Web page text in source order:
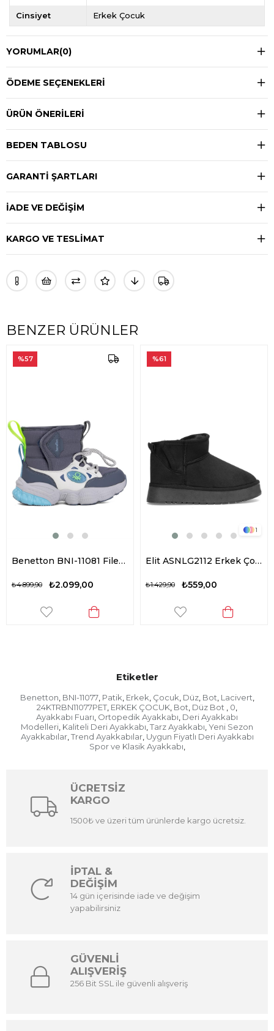
Cinsiyet Erkek Çocuk
YORUMLAR(0)
ÖDEME SEÇENEKLERI
ÜRÜN ÖNERILERI
BEDEN TABLOSU
GARANTİ ŞARTLARI
İADE VE DEĞİŞİM
KARGO VE TESLİMAT
BENZER ÜRÜNLER
Benetton BNI-11081 Filet Erkek Çocuk Düz Bot Petrol
₺2.099,00
Elit ASNLG2112 Erkek Çocuk Düz Bot Siyah
₺559,00
₺1.429,90
Etiketler
Benetton BNI-11077, Patik Erkek Çocuk Düz, Bot Lacivert
24KTRBN11077PET ERKEK ÇOCUK Bot Düz Bot 0
Ayakkabı Fuarı Ortopedik Ayakkabı Deri Ayakkabı
Modelleri Kaliteli Deri Ayakkabı Tarz Ayakkabı Yeni Sezon
Ayakkabılar, Trend Ayakkabılar, Uygun Fiyatlı Deri Ayakkabı
Spor ve Klasik Ayakkabı
ÜCRETSİZ
KARGO
1500₺ ve üzeri tüm ürünlerde kargo ücretsiz.
İPTAL &
DEĞİŞİM
14 gün içerisinde iade ve değişim
yapabilirsiniz
GÜVENLİ
ALIŞVERİŞ
256 Bit SSL ile güvenli alışveriş